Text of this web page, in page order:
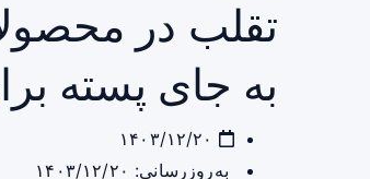
تقلب در
به جای پسته
به‌روزرسانی: ۱۴۰۳/۱۲/۲۰